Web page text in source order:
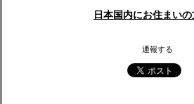
日本国内にお住まい
通報する